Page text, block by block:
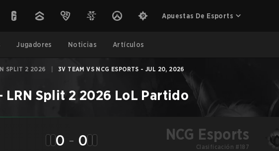
Apuestas De Esports
Jugadores Noticias Artículos
SPLIT 2 2026 3V TEAM VS NCG ESPORTS - JUL 20, 2026
LRN Split 2 2026 LoL Partido
0 - 0 NCG Esports
Clasificación #187